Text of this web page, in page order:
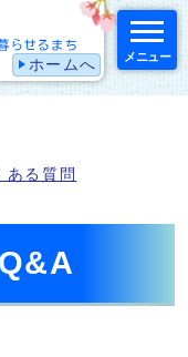
ホームへ メニュー
ある質問